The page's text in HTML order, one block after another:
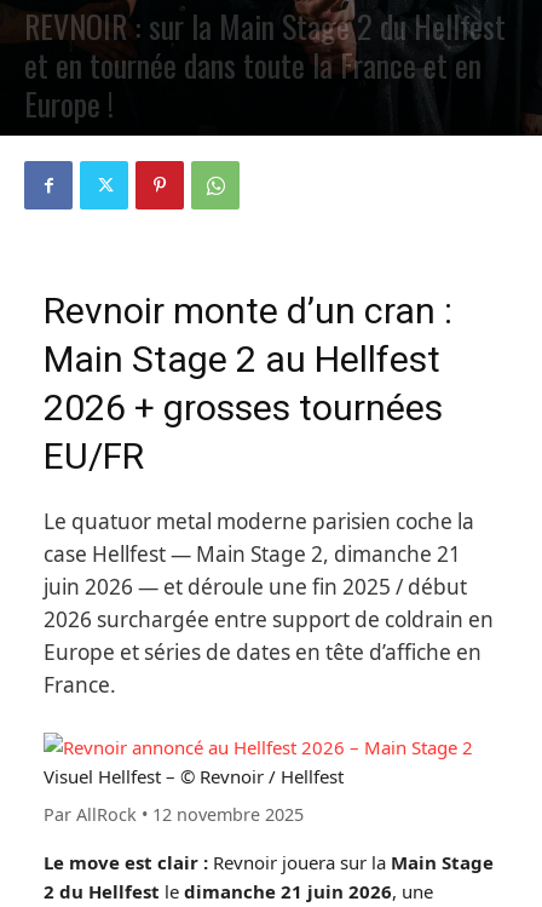
REVNOIR : sur la Main Stage 2 du Hellfest
et en tournée dans toute la France et en
Europe !
PAR PETE CIRCLE 12 NOVEMBRE 2025 0
Revnoir monte d’un cran :
Main Stage 2 au Hellfest
2026 + grosses tournées
EU/FR
Le quatuor metal moderne parisien coche la
case Hellfest — Main Stage 2, dimanche 21
juin 2026 — et déroule une fin 2025 / début
2026 surchargée entre support de coldrain en
Europe et séries de dates en tête d’affiche en
France.
Visuel Hellfest – © Revnoir / Hellfest
Par AllRock • 12 novembre 2025
Le move est clair : Revnoir jouera sur la Main Stage
2 du Hellfest le dimanche 21 juin 2026, une